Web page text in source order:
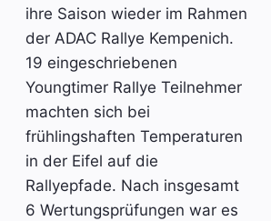
ihre Saison wieder im Rahmen
der ADAC Rallye Kempenich.
19 eingeschriebenen
Youngtimer Rallye Teilnehmer
machten sich bei
frühlingshaften Temperaturen
in der Eifel auf die
Rallyepfade. Nach insgesamt
6 Wertungsprüfungen war es